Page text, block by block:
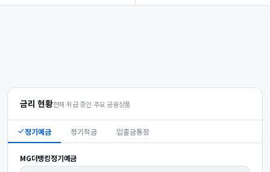
금리 현황현재 취급 중인 주요 금융상품
정기예금 정기적금 입출금통장
MG더뱅킹정기예금